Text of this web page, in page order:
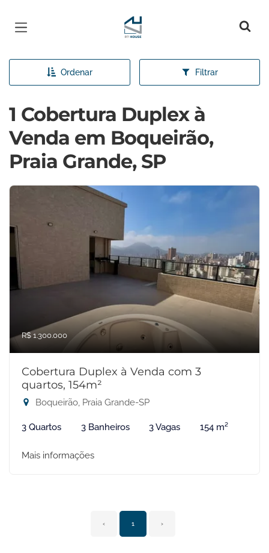
Página inicial
Ordenar Filtrar
1 Cobertura Duplex à
Venda em Boqueirão,
Praia Grande, SP
R$ 1.300.000
Cobertura Duplex à Venda com 3
quartos, 154m²
Boqueirão, Praia Grande-SP
3 Quartos 3 Banheiros 3 Vagas 154 m²
Mais informações
‹ 1 ›